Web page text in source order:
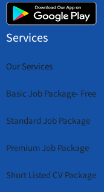
Services
Our Services
Basic Job Package- Free
Standard Job Package
Premium Job Package
Short Listed CV Package